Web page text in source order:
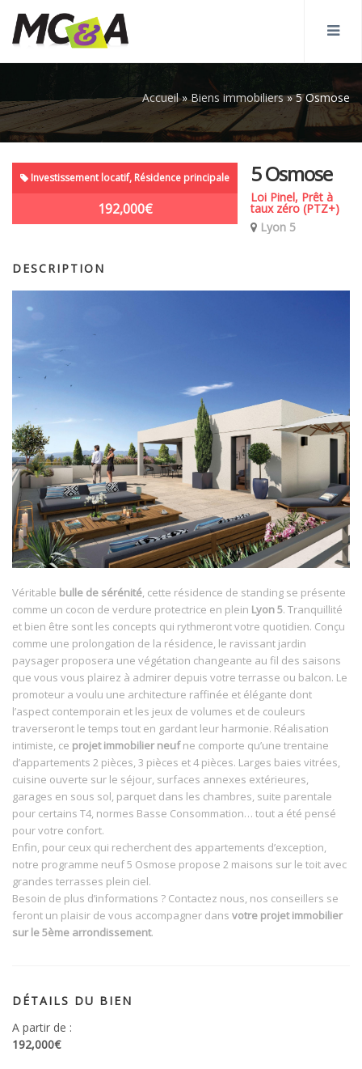
Accueil»Biens immobiliers»5 Osmose
Investissement locatif, Résidence principale
192,000€
5 Osmose
Loi Pinel, Prêt à
taux zéro (PTZ+)
Lyon 5
DESCRIPTION
Véritable bulle de sérénité, cette résidence de standing se présente
comme un cocon de verdure protectrice en plein Lyon 5. Tranquillité
et bien être sont les concepts qui rythmeront votre quotidien. Conçu
comme une prolongation de la résidence, le ravissant jardin
paysager proposera une végétation changeante au fil des saisons
que vous vous plairez à admirer depuis votre terrasse ou balcon. Le
promoteur a voulu une architecture raffinée et élégante dont
l’aspect contemporain et les jeux de volumes et de couleurs
traverseront le temps tout en gardant leur harmonie. Réalisation
intimiste, ce projet immobilier neufne comporte qu’une trentaine
d’appartements 2 pièces, 3 pièces et 4 pièces. Larges baies vitrées,
cuisine ouverte sur le séjour, surfaces annexes extérieures,
garages en sous sol, parquet dans les chambres, suite parentale
pour certains T4, normes Basse Consommation… tout a été pensé
pour votre confort.
Enfin, pour ceux qui recherchent des appartements d’exception,
notre programme neuf 5 Osmose propose 2 maisons sur le toit avec
grandes terrasses plein ciel.
Besoin de plus d’informations ? Contactez nous, nos conseillers se
feront un plaisir de vous accompagner dans votre projet immobilier
sur le 5ème arrondissement.
DÉTAILS DU BIEN
A partir de :
192,000€